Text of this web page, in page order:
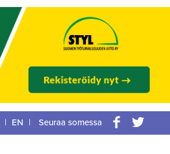
| EN |
Seuraa somessa